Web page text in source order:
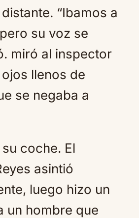
“Ibamos a
su voz se
miró al inspector
llenos de
se negaba a
coche. El
asintió
luego hizo un
un hombre que